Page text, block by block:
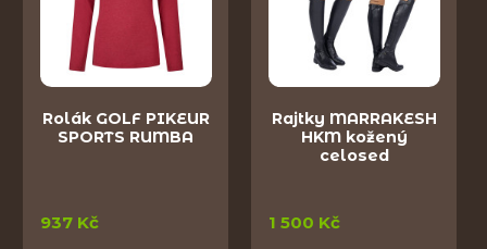
Rolák GOLF PIKEUR
SPORTS RUMBA
937 Kč
Rajtky MARRAKESH
HKM kožený
celosed
1 500 Kč